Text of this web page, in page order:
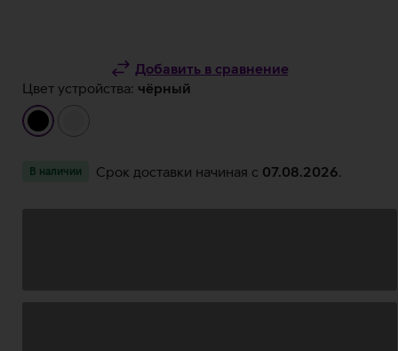
Добавить в сравнение
Цвет устройства: чёрный
чёрный
В наличии Срок доставки начиная c 07.08.2026